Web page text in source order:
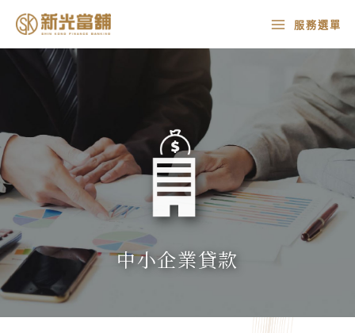
主
MAIN
MENU
服務選單
中小企業貸款